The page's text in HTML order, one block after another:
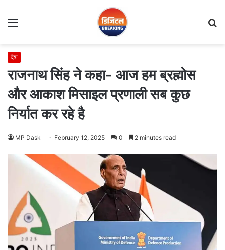
Menu
देश
राजनाथ सिंह ने कहा- आज हम ब्रह्मोस
और आकाश मिसाइल प्रणाली सब कुछ
निर्यात कर रहे है
MP Dask February 12, 2025 0 2 minutes read